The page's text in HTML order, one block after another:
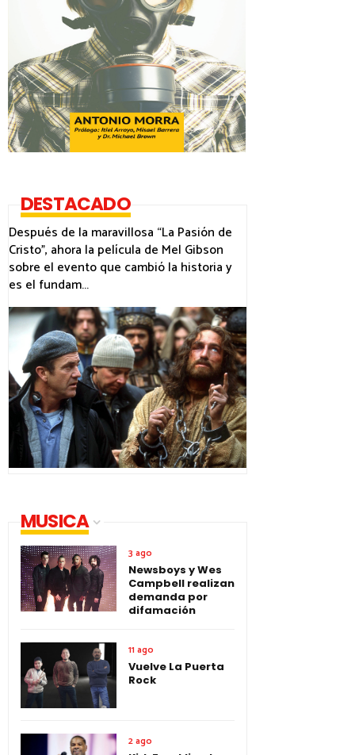
DESTACADO
Después de la maravillosa “La Pasión de
Cristo”, ahora la película de Mel Gibson
sobre el evento que cambió la historia y
es el fundam...
MUSICA
3 ago
Newsboys y Wes
Campbell realizan
demanda por
difamación
11 ago
Vuelve La Puerta
Rock
2 ago